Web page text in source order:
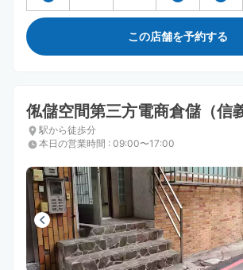
この店舗を予約する
俬儲空間第三方電商倉儲（信
駅から徒歩分
本日の営業時間 : 09:00〜17:00